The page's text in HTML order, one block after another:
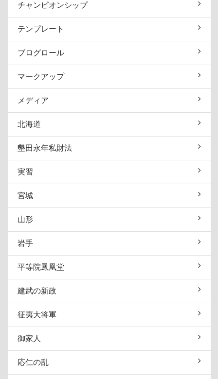
チャンピオンシップ
テンプレート
ブログロール
マークアップ
メディア
北海道
墾田永年私財法
実習
宮城
山形
岩手
平等院鳳凰堂
建武の新政
征夷大将軍
御家人
応仁の乱